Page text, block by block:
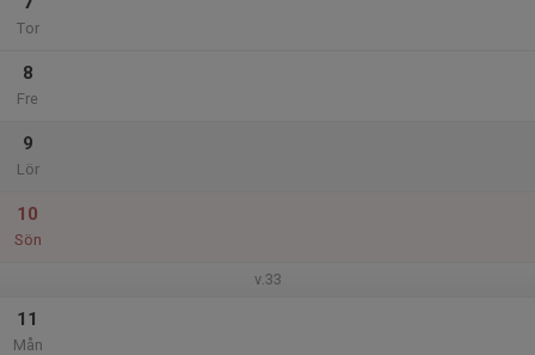
Tor
8
Fre
9
Lör
10
Sön
v.33
11
Mån